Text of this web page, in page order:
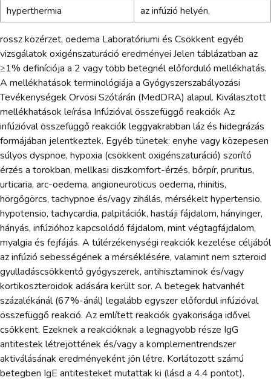
hyperthermia
az infúzió helyén,
rossz közérzet, oedema Laboratóriumi és Csökkent egyéb
vizsgálatok oxigénszaturáció eredményei Jelen táblázatban az
≥1% definíciója a 2 vagy több betegnél előforduló mellékhatás.
A mellékhatások terminológiája a Gyógyszerszabályozási
Tevékenységek Orvosi Szótárán (MedDRA) alapul. Kiválasztott
mellékhatások leírása Infúzióval összefüggő reakciók Az
infúzióval összefüggő reakciók leggyakrabban láz és hidegrázás
formájában jelentkeztek. Egyéb tünetek: enyhe vagy közepesen
súlyos dyspnoe, hypoxia (csökkent oxigénszaturáció) szorító
érzés a torokban, mellkasi diszkomfort-érzés, bőrpír, pruritus,
urticaria, arc-oedema, angioneuroticus oedema, rhinitis,
hörgőgörcs, tachypnoe és/vagy zihálás, mérsékelt hypertensio,
hypotensio, tachycardia, palpitációk, hastáji fájdalom, hányinger,
hányás, infúzióhoz kapcsolódó fájdalom, mint végtagfájdalom,
myalgia és fejfájás. A túlérzékenységi reakciók kezelése céljából
az infúzió sebességének a mérséklésére, valamint nem szteroid
gyulladáscsökkentő gyógyszerek, antihisztaminok és/vagy
kortikoszteroidok adására került sor. A betegek hatvanhét
százalékánál (67%-ánál) legalább egyszer előfordul infúzióval
összefüggő reakció. Az említett reakciók gyakorisága idővel
csökkent. Ezeknek a reakcióknak a legnagyobb része IgG
antitestek létrejöttének és/vagy a komplementrendszer
aktiválásának eredményeként jön létre. Korlátozott számú
betegben IgE antitesteket mutattak ki (lásd a 4.4 pontot).